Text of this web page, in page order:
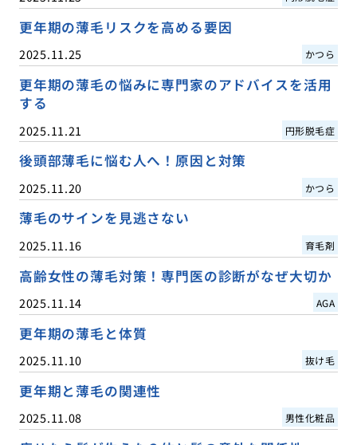
更年期の薄毛リスクを高める要因
2025.11.25 かつら
更年期の薄毛の悩みに専門家のアドバイスを活用
する
2025.11.21 円形脱毛症
後頭部薄毛に悩む人へ！原因と対策
2025.11.20 かつら
薄毛のサインを見逃さない
2025.11.16 育毛剤
高齢女性の薄毛対策！専門医の診断がなぜ大切か
2025.11.14 AGA
更年期の薄毛と体質
2025.11.10 抜け毛
更年期と薄毛の関連性
2025.11.08 男性化粧品